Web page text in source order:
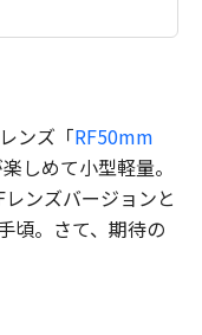
ンズ「RF50mm
しめて小型軽量。
ンズバージョンと
頃。さて、期待の